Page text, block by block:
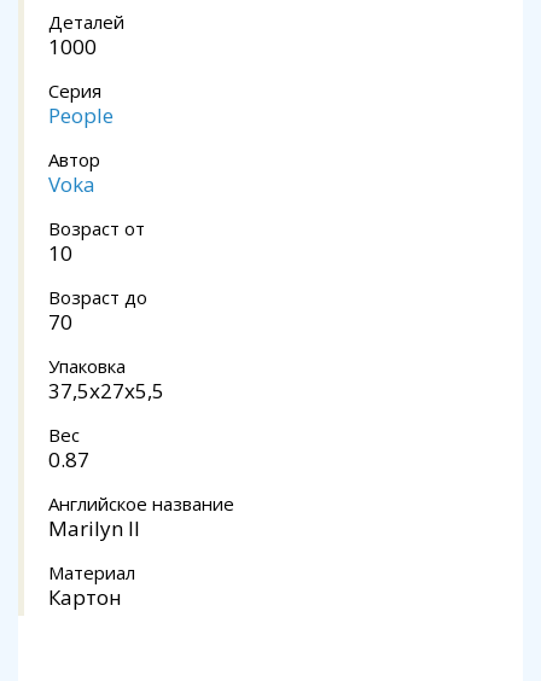
Деталей
1000
Серия
People
Автор
Voka
Возраст от
10
Возраст до
70
Упаковка
37,5x27x5,5
Вес
0.87
Английское название
Marilyn II
Материал
Картон